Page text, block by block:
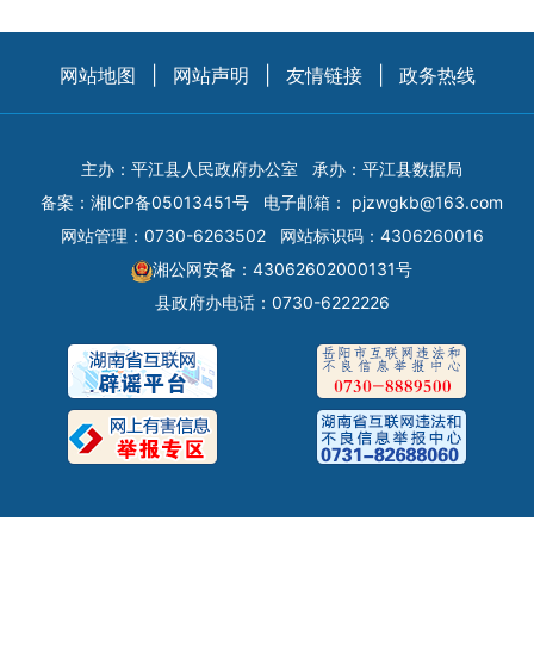
网站地图 网站声明 友情链接 政务热线
主办：平江县人民政府办公室
承办：平江县数据局
备案： 湘ICP备05013451号 电子邮箱： pjzwgkb@163.com
网站管理：0730-6263502
网站标识码：4306260016
湘公网安备：43062602000131号
县政府办电话：0730-6222226